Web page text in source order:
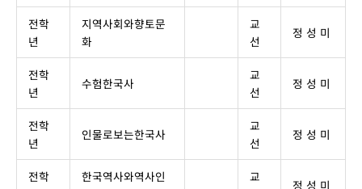
전학
년
지역사회와향토문
화
교
선
정 성 미
전학
년
수험한국사
교
선
정 성 미
전학
년
인물로보는한국사
교
선
정 성 미
전학
한국역사와역사인
교
정 성 미